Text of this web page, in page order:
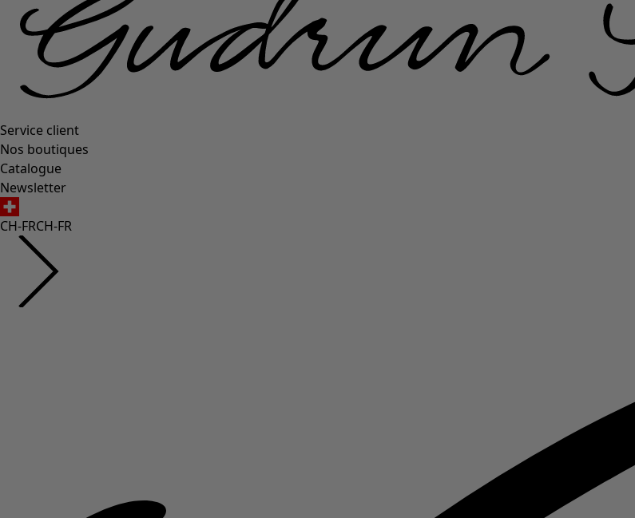
Service client
Nos boutiques
Catalogue
Newsletter
CH-FRCH-FR